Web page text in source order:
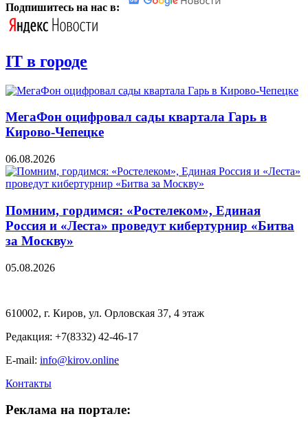
Подпишитесь на нас в:
IT в городе
МегаФон оцифровал сады квартала Гарь в
Кирово-Чепецке
06.08.2026
Помним, гордимся: «Ростелеком», Единая
Россия и «Леста» проведут кибертурнир «Битва
за Москву»
05.08.2026
610002, г. Киров, ул. Орловская 37, 4 этаж
Редакция: +7(8332) 42-46-17
E-mail: info@kirov.online
Контакты
Реклама на портале: